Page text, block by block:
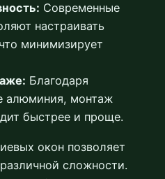
Современные
настраивать
минимизирует
Благодаря
алюминия, монтаж
быстрее и проще.
окон позволяет
сложности.